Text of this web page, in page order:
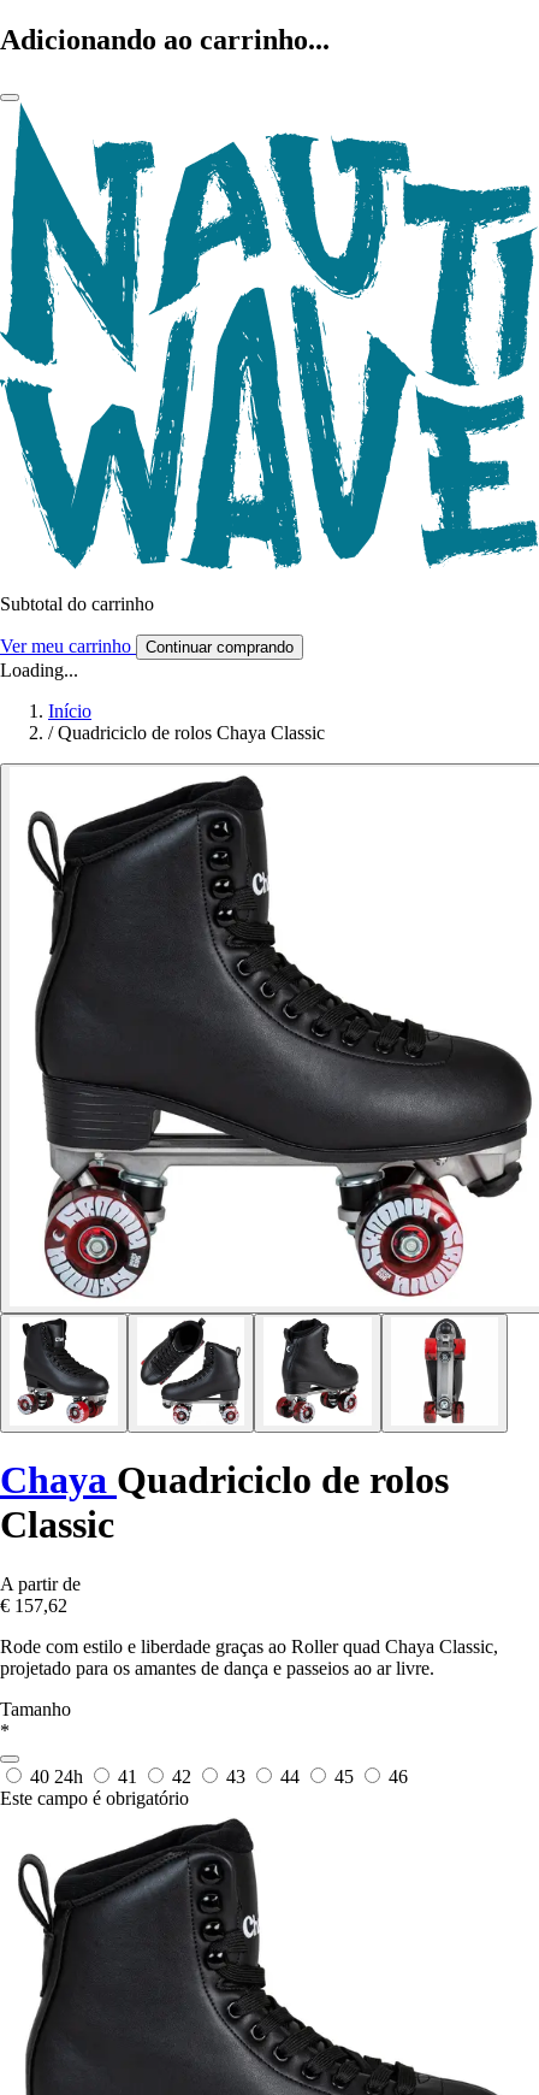
Adicionando ao carrinho...
Subtotal do carrinho
Ver meu carrinho Continuar comprando
Loading...
Início
/ Quadriciclo de rolos Chaya Classic
Chaya Quadriciclo de rolos
Classic
A partir de
€ 157,62
Rode com estilo e liberdade graças ao Roller quad Chaya Classic,
projetado para os amantes de dança e passeios ao ar livre.
Tamanho
*
40 24h 41 42 43 44 45
46
Este campo é obrigatório